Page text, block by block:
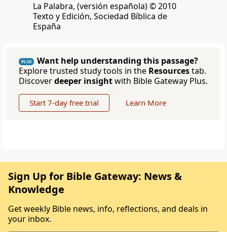
La Palabra, (versión española) © 2010
Texto y Edición, Sociedad Bíblica de
España
PLUS
Want help understanding this passage?
Explore trusted study tools in the Resourcestab.
Discoverdeeper insightwith Bible Gateway Plus.
Start 7-day free trial Learn More
Sign Up for Bible Gateway: News &
Knowledge
Get weekly Bible news, info, reflections, and deals in
your inbox.